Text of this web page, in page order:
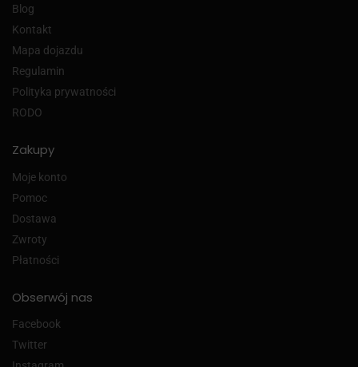
Blog
Kontakt
Mapa dojazdu
Regulamin
Polityka prywatności
RODO
Zakupy
Moje konto
Pomoc
Dostawa
Zwroty
Płatności
Obserwój nas
Facebook
Twitter